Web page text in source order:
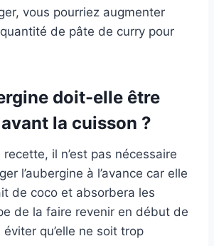
vous pourriez augmenter
de pâte de curry pour
doit-elle être
la cuisson ?
il n’est pas nécessaire
l’aubergine à l’avance car elle
de coco et absorbera les
de la faire revenir en début de
qu’elle ne soit trop